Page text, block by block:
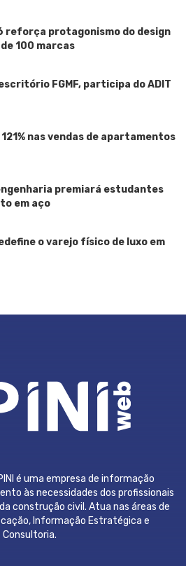
reforça protagonismo do design
100 marcas
FGMF, participa do ADIT
nas vendas de apartamentos
premiará estudantes
em aço
o varejo físico de luxo em
é uma empresa de informação
às necessidades dos profissionais
construção civil. Atua nas áreas de
Informação Estratégica e
Consultoria.